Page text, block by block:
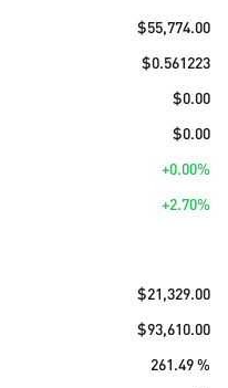
$55,774.00
$0.561223
$0.00
$0.00
+0.00%
+2.70%
$21,329.00
$93,610.00
261.49 %